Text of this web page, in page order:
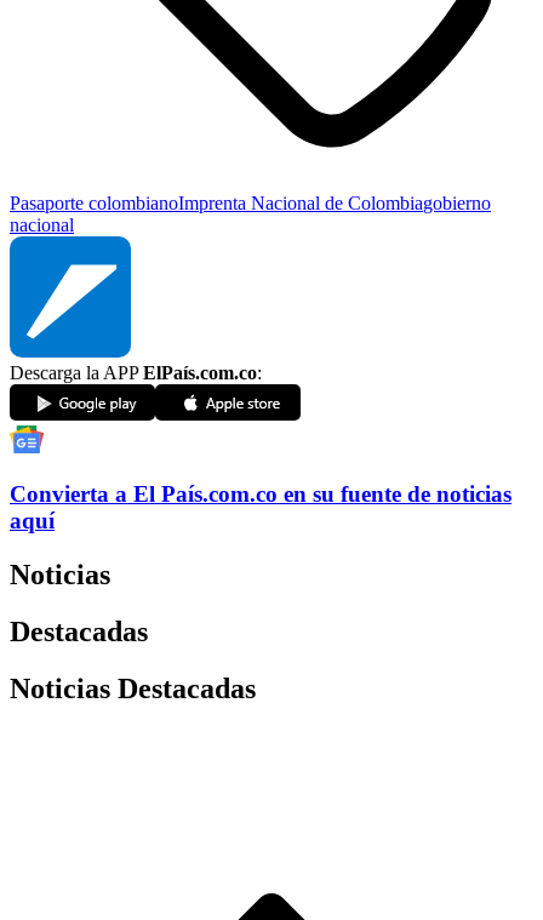
Pasaporte colombianoImprenta Nacional de Colombiagobierno
nacional
Descarga la APPElPaís.com.co:
Convierta a El País.com.co en su fuente de noticias
aquí
Noticias
Destacadas
Noticias Destacadas